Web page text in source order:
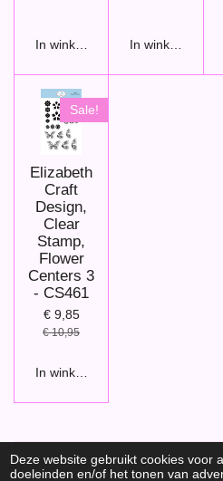
Deze website gebruikt cookies voor
doeleinden en/of het tonen van
In winkelwagen In winkelwagen
Sale!
Elizabeth
Craft
Design,
Clear
Stamp,
Flower
Centers 3
- CS461
€ 9,85
€ 10,95
In winkelwagen